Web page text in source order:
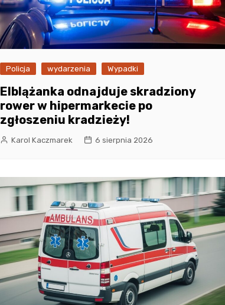
Policja wydarzenia Wypadki
Elblążanka odnajduje skradziony
rower w hipermarkecie po
zgłoszeniu kradzieży!
Karol Kaczmarek 6 sierpnia 2026